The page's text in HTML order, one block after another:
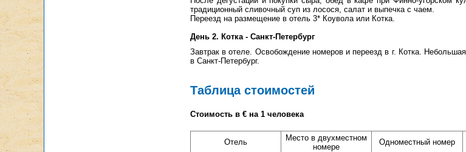
традиционный сливочный суп из лосося, салат и выпечка с чаем.
Переезд на размещение в отель 3* Коувола или Котка.
День 2. Котка - Санкт-Петербург
Завтрак в отеле. Освобождение номеров и переезд в г. Котка.
в Санкт-Петербург.
Таблица стоимостей
Стоимость в € на 1 человека
Отель
Место в двухместном
номере
Одноместный номер